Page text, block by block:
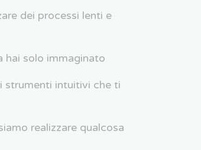
dei processi lenti e
hai solo immaginato
strumenti intuitivi che ti
realizzare qualcosa